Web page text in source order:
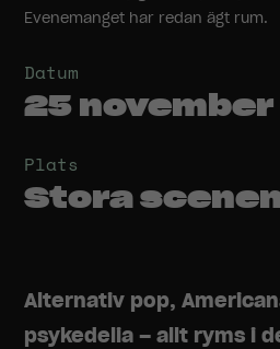
Evenemanget har redan ägt rum.
Datum
25
Plats
Stora
Alternativ pop,
psykedelia – allt ryms i